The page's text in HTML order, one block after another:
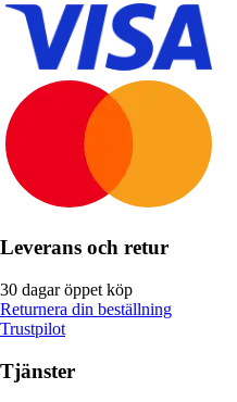
Leverans och retur
30 dagar öppet köp
Returnera din beställning
Trustpilot
Tjänster